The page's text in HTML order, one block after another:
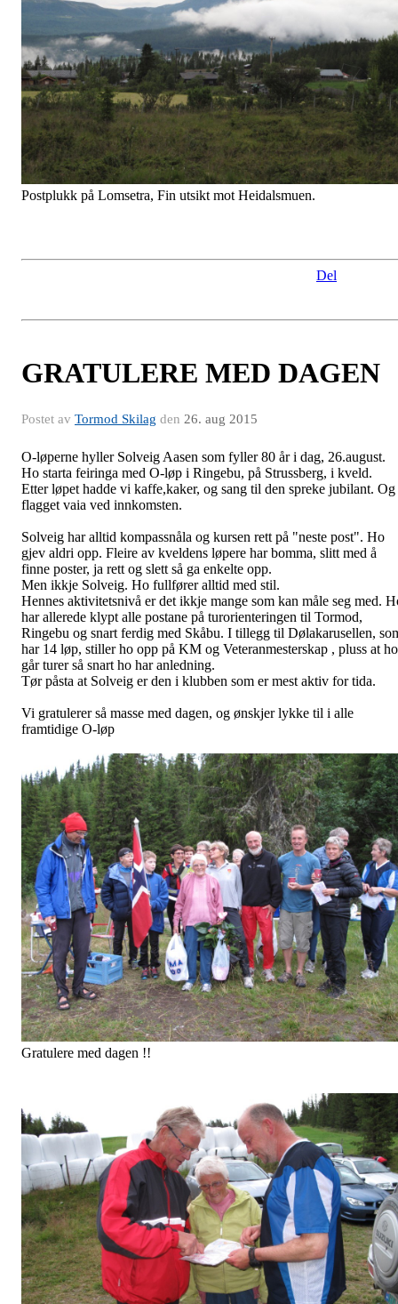
Mie og Brage på Skjedalsgråhø
Full fart mot post 5
Ved post 50. Regn ingen hindring
Postplukk på Lomsetra, Fin utsikt mot Heidalsmuen.
Del